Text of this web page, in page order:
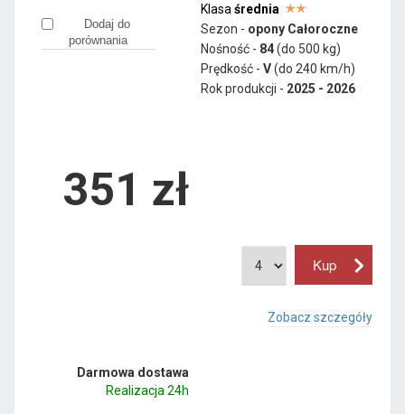
Dodaj do
porównania
Klasa średnia
Sezon - opony Całoroczne
Nośność - 84(do 500 kg)
Prędkość - V(do 240 km/h)
Rok produkcji - 2025 - 2026
351 zł
Zobacz szczegóły
Darmowa dostawa
Realizacja 24h